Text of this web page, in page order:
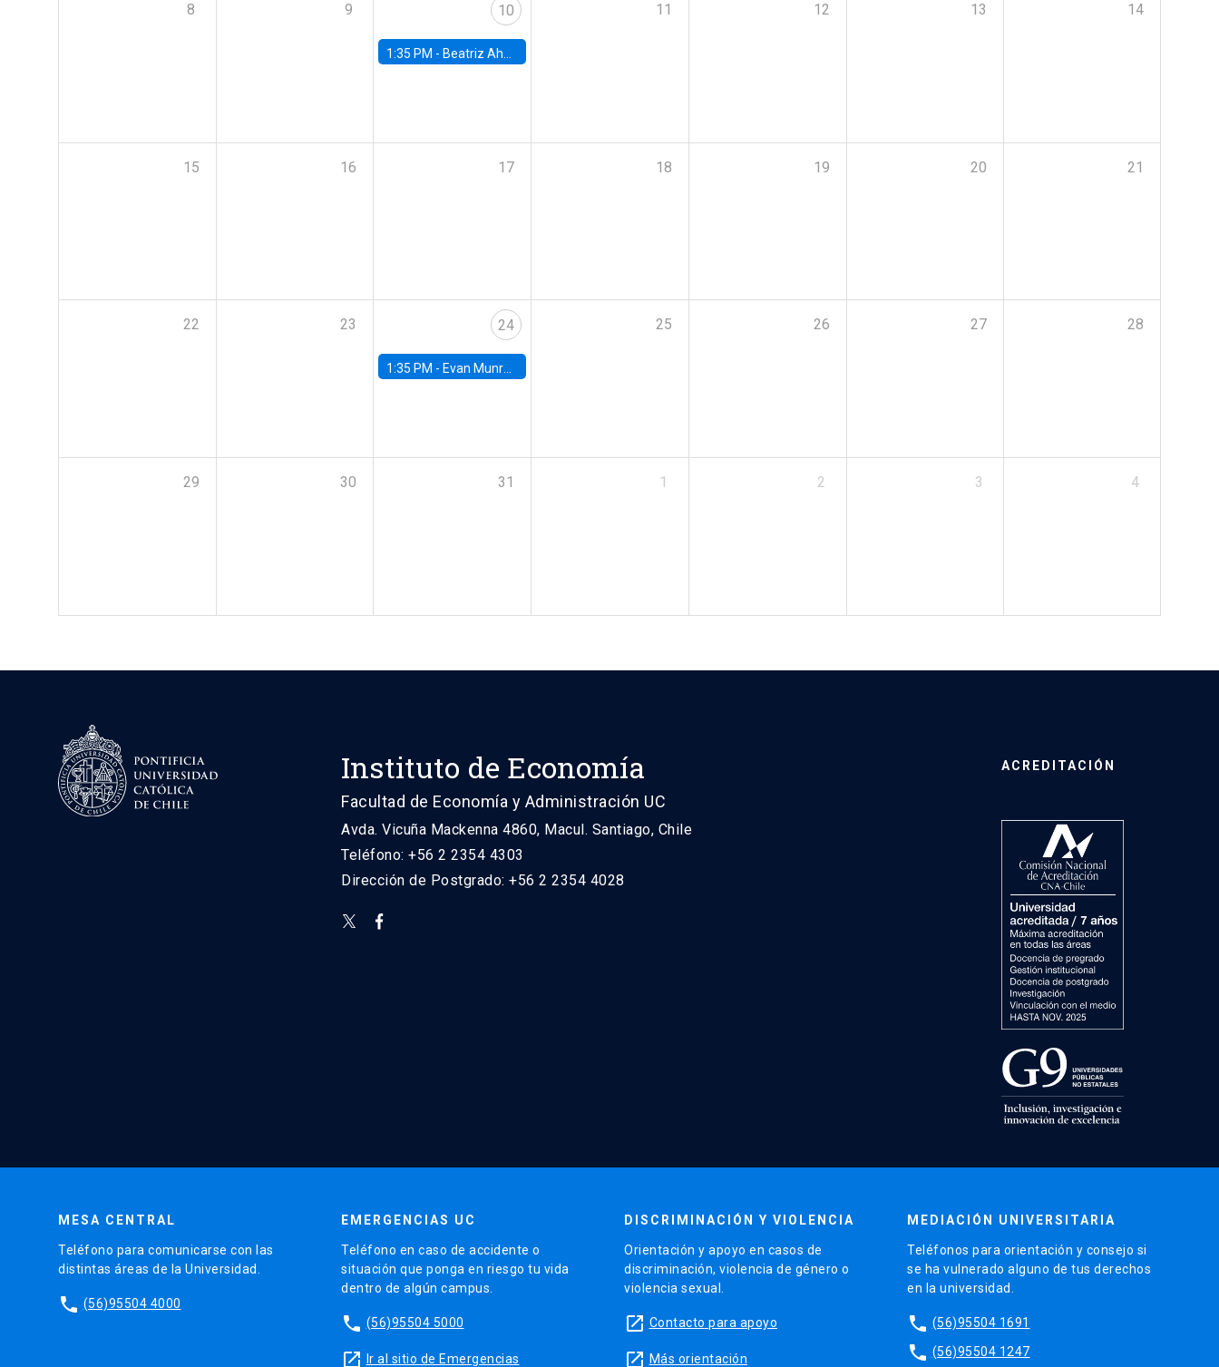
8 9 10
1:35 PM - Beatriz Ahumada, PhD candidate, Universidad de Pittsburgh
11 12 13 14
15 16 17 18 19 20 21
22 23 24
1:35 PM - Evan Munro, Neyman Visiting Assistant Professor in the Department of Statistics at UC Berkeley
25 26 27 28
29 30 31 1 2 3 4
Instituto de Economía
Facultad de Economía y Administración UC
Avda. Vicuña Mackenna 4860, Macul. Santiago, Chile
Teléfono: +56 2 2354 4303
Dirección de Postgrado: +56 2 2354 4028
ACREDITACIÓN
MESA CENTRAL
Teléfono para comunicarse con las
distintas áreas de la Universidad.
phone (56)95504 4000
EMERGENCIAS UC
Teléfono en caso de accidente o
situación que ponga en riesgo tu vida
dentro de algún campus.
phone (56)95504 5000
launch Ir al sitio de Emergencias
DISCRIMINACIÓN Y VIOLENCIA
Orientación y apoyo en casos de
discriminación, violencia de género o
violencia sexual.
launch Contacto para apoyo
launch Más orientación
MEDIACIÓN UNIVERSITARIA
Teléfonos para orientación y consejo si
se ha vulnerado alguno de tus derechos
en la universidad.
phone (56)95504 1691
phone (56)95504 1247